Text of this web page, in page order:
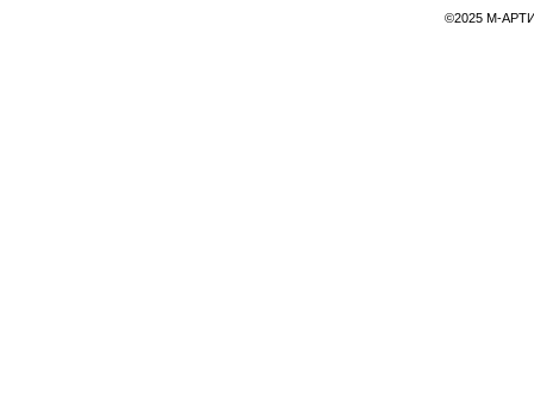
©2025 М-